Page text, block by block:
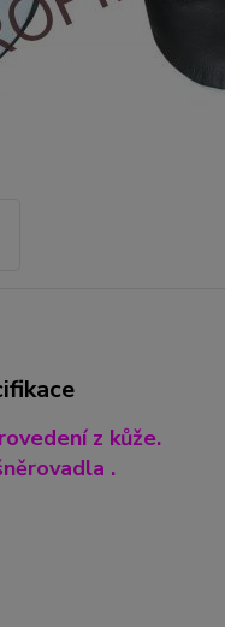
z kůže.
.